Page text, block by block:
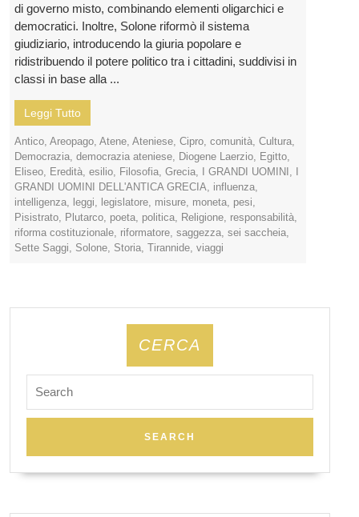
di governo misto, combinando elementi oligarchici e
democratici. Inoltre, Solone riformò il sistema
giudiziario, introducendo la giuria popolare e
ridistribuendo il potere politico tra i cittadini, suddivisi in
classi in base alla ...
Leggi Tutto
Antico, Areopago, Atene, Ateniese, Cipro, comunità, Cultura,
Democrazia, democrazia ateniese, Diogene Laerzio, Egitto,
Eliseo, Eredità, esilio, Filosofia, Grecia, I GRANDI UOMINI ,
GRANDI UOMINI DELL'ANTICA GRECIA, influenza,
intelligenza, leggi, legislatore, misure, moneta, pesi,
Pisistrato, Plutarco, poeta, politica, Religione, responsabilità,
riforma costituzionale, riformatore, saggezza, sei saccheia,
Sette Saggi, Solone, Storia, Tirannide, viaggi
CERCA
for: